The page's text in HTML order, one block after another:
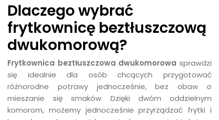
Dlaczego wybrać
frytkownicę beztłuszczową
dwukomorową?
Frytkownica beztłuszczowa dwukomorowa sprawdzi
się idealnie dla osób chcących przygotować
różnorodne potrawy jednocześnie, bez obaw o
mieszanie się smaków. Dzięki dwóm oddzielnym
komorom, możemy jednocześnie przyrządzać frytki i